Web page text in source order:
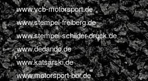
www.vcb-motorsport.de
www.stempel-freiberg.de
www.stempel-schilder-druck.de
www.dedando.de
www.katsarski.de
www.motorsport-bbr.de